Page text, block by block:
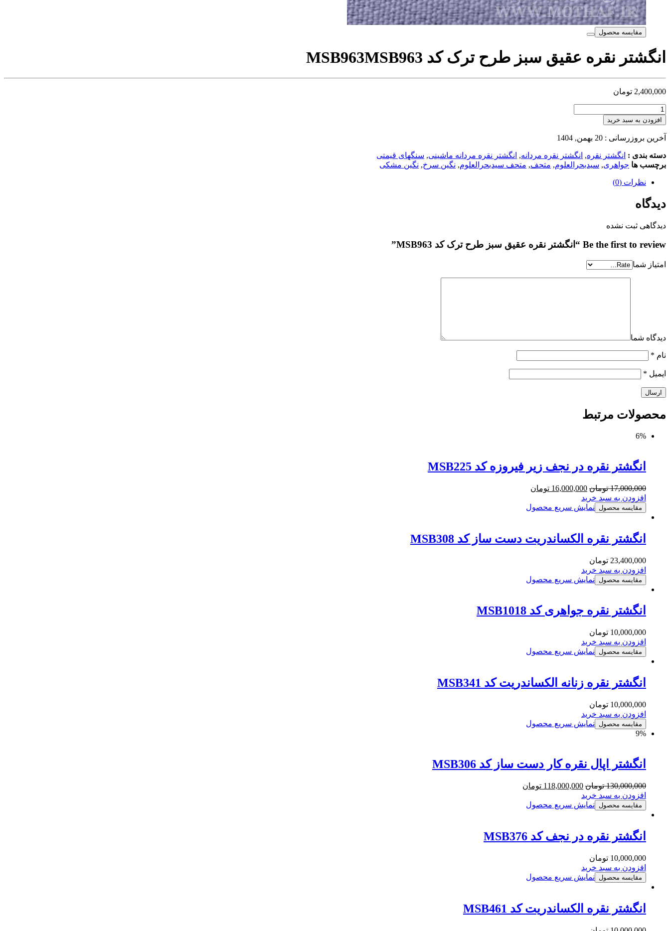
مقایسه محصول
انگشتر نقره عقیق سبز طرح ترک کد MSB963 MSB963
2,400,000 تومان
افزودن به سبد خرید
آخرین بروزرسانی : 20 بهمن, 1404
دسته بندی : انگشتر نقره, انگشتر نقره مردانه, انگشتر نقره مردانه ماشینی, سنگهای قیمتی
برچسب ها جواهری, سیدبحرالعلوم, متحف, متحف سیدبحرالعلوم, نگین سرخ, نگین مشکی
نظرات (0)
دیدگاه
دیدگاهی ثبت نشده
Be the first to review “انگشتر نقره عقیق سبز طرح ترک کد MSB963”
امتیاز شما
دیدگاه شما
نام *
ایمیل *
محصولات مرتبط
6%
انگشتر نقره در نجف زیر فیروزه کد MSB225
17,000,000 تومان 16,000,000 تومان
افزودن به سبد خرید
مقایسه محصول نمایش سریع محصول
انگشتر نقره الکساندریت دست ساز کد MSB308
23,400,000 تومان
افزودن به سبد خرید
مقایسه محصول نمایش سریع محصول
انگشتر نقره جواهری کد MSB1018
10,000,000 تومان
افزودن به سبد خرید
مقایسه محصول نمایش سریع محصول
انگشتر نقره زنانه الکساندریت کد MSB341
10,000,000 تومان
افزودن به سبد خرید
مقایسه محصول
نمایش سریع محصول
9%
انگشتر اپال نقره کار دست ساز کد MSB306
130,000,000 تومان 118,000,000 تومان
افزودن به سبد خرید
مقایسه محصول نمایش سریع محصول
انگشتر نقره در نجف کد MSB376
10,000,000 تومان
افزودن به سبد خرید
مقایسه محصول نمایش سریع محصول
انگشتر نقره الکساندریت کد MSB461